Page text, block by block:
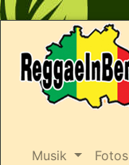
Musik
Fotos